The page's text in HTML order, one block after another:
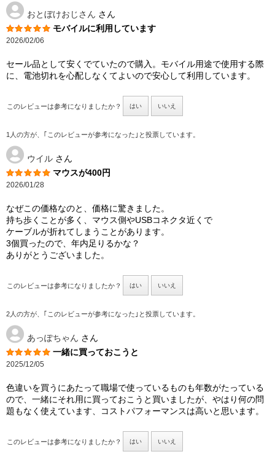
おとぼけおじさん さん
モバイルに利用しています
2026/02/06
セール品として安くでていたので購入。モバイル用途で使用する際
に、電池切れを心配しなくてよいので安心して利用しています。
このレビューは参考になりましたか？ はい いいえ
1人の方が、｢このレビューが参考になった｣と投票しています。
ウイル さん
マウスが400円
2026/01/28
なぜこの価格なのと、価格に驚きました。
持ち歩くことが多く、マウス側やUSBコネクタ近くで
ケーブルが折れてしまうことがあります。
3個買ったので、年内足りるかな？
ありがとうございました。
このレビューは参考になりましたか？ はい いいえ
2人の方が、｢このレビューが参考になった｣と投票しています。
あっぽちゃん さん
一緒に買っておこうと
2025/12/05
色違いを買うにあたって職場で使っているものも年数がたっている
ので、一緒にそれ用に買っておこうと買いましたが、やはり何の問
題もなく使えています、コストパフォーマンスは高いと思います。
このレビューは参考になりましたか？ はい いいえ